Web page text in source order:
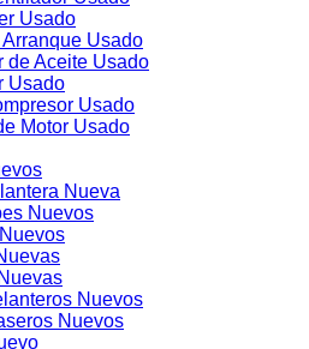
Usado
Arranque Usado
de Aceite Usado
Usado
Usado
Motor Usado
Nueva
Nuevos
Nuevos
Nuevos